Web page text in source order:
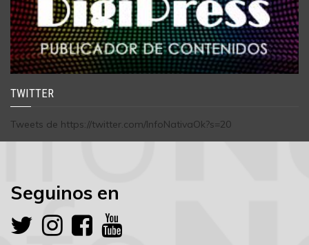
TWITTER
Tweets de https://twitter.com/InfoNativaOk?s=20
Seguinos en